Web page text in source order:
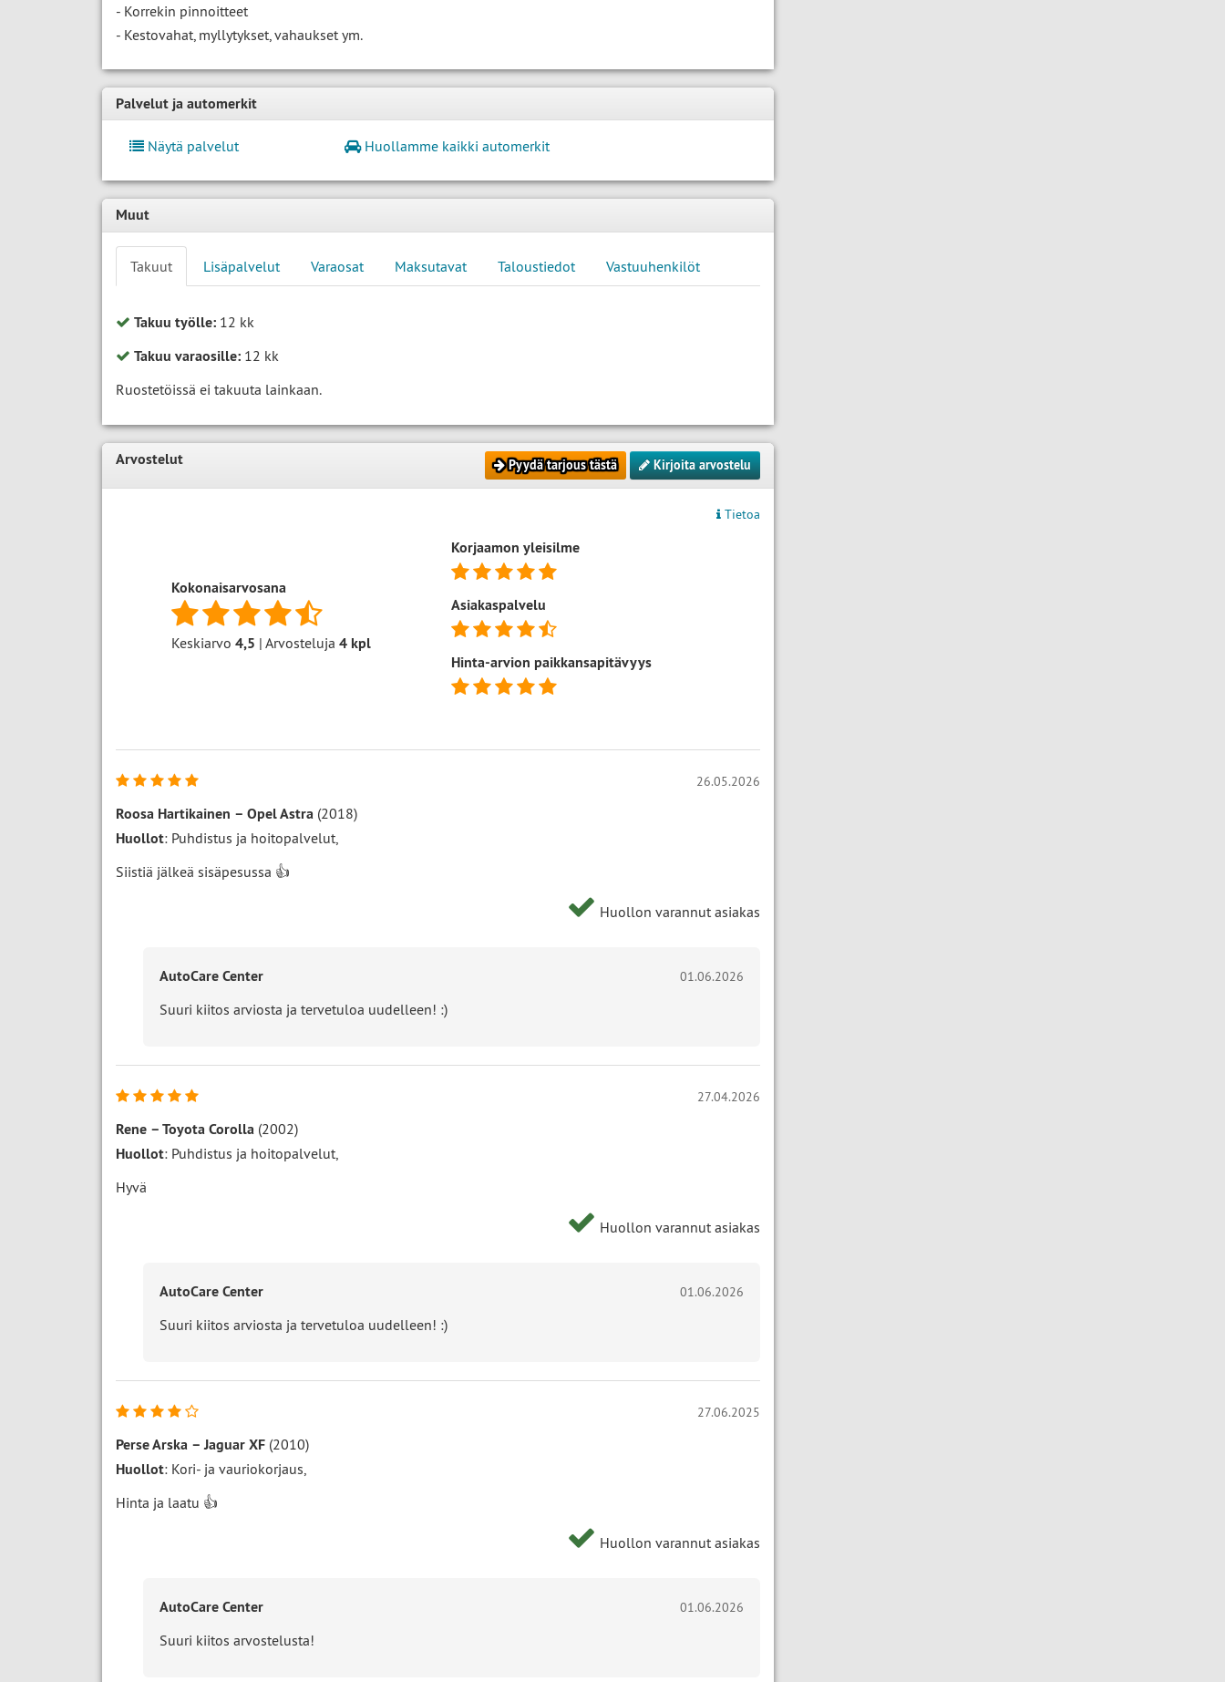
- Korrekin pinnoitteet
- Kestovahat, myllytykset, vahaukset ym.
Palvelut ja automerkit
Näytä palvelut Huollamme kaikki automerkit
Muut
Takuut Lisäpalvelut Varaosat Maksutavat Taloustiedot Vastuuhenkilöt
Takuu työlle: 12 kk
Takuu varaosille: 12 kk
Ruostetöissä ei takuuta lainkaan.
Arvostelut Pyydä tarjous tästä Kirjoita arvostelu
Tietoa
Kokonaisarvosana
Keskiarvo4,5 | Arvosteluja4 kpl
Korjaamon yleisilme
Asiakaspalvelu
Hinta-arvion paikkansapitävyys
26.05.2026
Roosa Hartikainen – Opel Astra (2018)
Huollot: Puhdistus ja hoitopalvelut,
Siistiä jälkeä sisäpesussa 👍
Huollon varannut asiakas
01.06.2026
AutoCare Center
Suuri kiitos arviosta ja tervetuloa uudelleen! :)
27.04.2026
Rene –Toyota Corolla (2002)
Huollot: Puhdistus ja hoitopalvelut,
Hyvä
Huollon varannut asiakas
01.06.2026
AutoCare Center
Suuri kiitos arviosta ja tervetuloa uudelleen! :)
27.06.2025
Perse Arska –Jaguar XF (2010)
Huollot: Kori- ja vauriokorjaus,
Hinta ja laatu 👍
Huollon varannut asiakas
01.06.2026
AutoCare Center
Suuri kiitos arvostelusta!